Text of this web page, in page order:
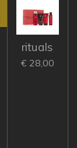
rituals
€ 28,00